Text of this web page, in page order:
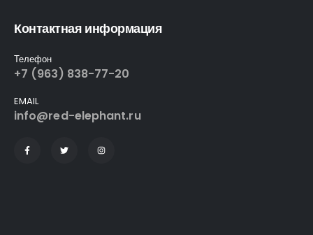
Контактная информация
Телефон
+7 (963) 838-77-20
EMAIL
info@red-elephant.ru